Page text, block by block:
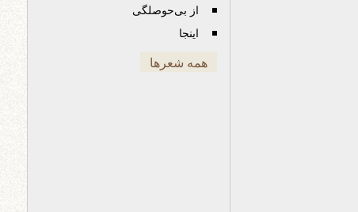
از بی‌حوصلگی
اینجا
همه شعرها